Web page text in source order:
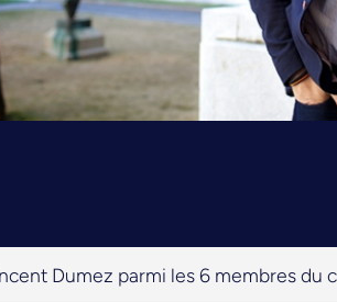
Dumez parmi les 6 membres du